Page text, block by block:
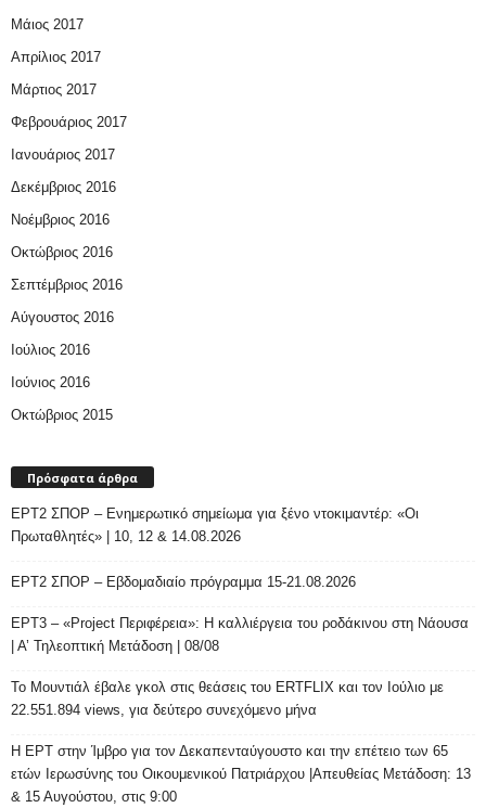
Μάιος 2017
Απρίλιος 2017
Μάρτιος 2017
Φεβρουάριος 2017
Ιανουάριος 2017
Δεκέμβριος 2016
Νοέμβριος 2016
Οκτώβριος 2016
Σεπτέμβριος 2016
Αύγουστος 2016
Ιούλιος 2016
Ιούνιος 2016
Οκτώβριος 2015
Πρόσφατα άρθρα
ΕΡΤ2 ΣΠΟΡ – Ενημερωτικό σημείωμα για ξένο ντοκιμαντέρ: «Οι
Πρωταθλητές» | 10, 12 & 14.08.2026
ΕΡΤ2 ΣΠΟΡ – Εβδομαδιαίο πρόγραμμα 15-21.08.2026
ΕΡΤ3 – «Project Περιφέρεια»: Η καλλιέργεια του ροδάκινου στη Νάουσα
| Α’ Τηλεοπτική Μετάδοση | 08/08
Το Μουντιάλ έβαλε γκολ στις θεάσεις του ERTFLIX και τον Ιούλιο με
22.551.894 views, για δεύτερο συνεχόμενο μήνα
Η ΕΡΤ στην Ίμβρο για τον Δεκαπενταύγουστο και την επέτειο των 65
ετών Ιερωσύνης του Οικουμενικού Πατριάρχου |Απευθείας Μετάδοση: 13
& 15 Αυγούστου, στις 9:00